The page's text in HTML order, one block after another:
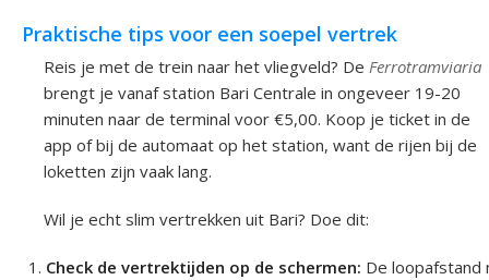
Praktische tips voor een soepel vertrek
Reis je met de trein naar het vliegveld? De Ferrotramviaria
brengt je vanaf station Bari Centrale in ongeveer 19-20
minuten naar de terminal voor €5,00. Koop je ticket in de
app of bij de automaat op het station, want de rijen bij de
loketten zijn vaak lang.
Wil je echt slim vertrekken uit Bari? Doe dit:
Check de vertrektijden op de schermen: De loopafstand